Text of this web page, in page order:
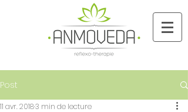
Post
11 avr. 20183 min de lecture